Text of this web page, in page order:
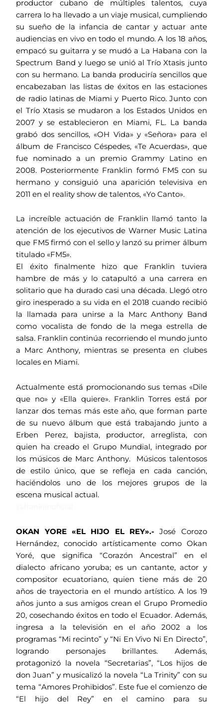
productor cubano de múltiples talentos, cuya
carrera lo ha llevado a un viaje musical, cumpliendo
su sueño de la infancia de cantar y actuar ante
audiencias en vivo en todo el mundo. A los 18 años,
empacó su guitarra y se mudó a La Habana con la
Spectrum Band y luego se unió al Trío Xtasis junto
con su hermano. La banda produciría sencillos que
encabezaban las listas de éxitos en las estaciones
de radio latinas de Miami y Puerto Rico. Junto con
el Trío Xtasis se mudaron a los Estados Unidos en
2007 y se establecieron en Miami, FL. La banda
grabó dos sencillos, «OH Vida» y «Señora» para el
álbum de Francisco Céspedes, «Te Acuerdas», que
fue nominado a un premio Grammy Latino en
2008. Posteriormente Franklin formó FM5 con su
hermano y consiguió una aparición televisiva en
2011 en el reality show de talentos, «Yo Canto».
La increíble actuación de Franklin llamó tanto la
atención de los ejecutivos de Warner Music Latina
que FM5 firmó con el sello y lanzó su primer álbum
titulado «FM5».
El éxito finalmente hizo que Franklin tuviera
hambre de más y lo catapultó a una carrera en
solitario que ha durado casi una década. Llegó otro
giro inesperado a su vida en el 2018 cuando recibió
la llamada para unirse a la Marc Anthony Band
como vocalista de fondo de la mega estrella de
salsa. Franklin continúa recorriendo el mundo junto
a Marc Anthony, mientras se presenta en clubes
locales en Miami.
Actualmente está promocionando sus temas «Dile
que no» y «Ella quiere». Franklin Torres está por
lanzar dos temas más este año, que forman parte
de su nuevo álbum que está trabajando junto a
Erben Perez, bajista, productor, arreglista, con
quien ha creado el Grupo Mundial, integrado por
los músicos de Marc Anthony. Músicos talentosos
de estilo único, que se refleja en cada canción,
haciéndolos uno de los mejores grupos de la
escena musical actual.
OKAN YORE «EL HIJO EL REY».-José Corozo
Hernández, conocido artísticamente como Okan
Yoré, que significa “Corazón Ancestral” en el
dialecto africano yoruba; es un cantante, actor y
compositor ecuatoriano, quien tiene más de 20
años de trayectoria en el mundo artístico. A los 19
años junto a sus amigos crean el Grupo Promedio
20, cosechando éxitos en todo el Ecuador. Además,
ingresa a la televisión en el año 2002 a los
programas “Mi recinto” y “Ni En Vivo Ni En Directo”,
logrando personajes brillantes. Además,
protagonizó la novela “Secretarias”, “Los hijos de
don Juan” y musicalizó la novela “La Trinity” con su
tema “Amores Prohibidos”. Este fue el comienzo de
“El hijo del Rey” en el camino para su